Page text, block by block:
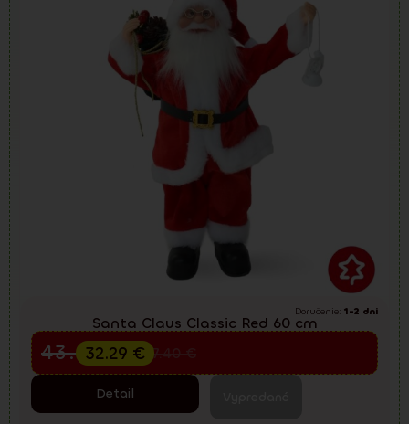
Doručenie: 1-2 dni
Santa Claus Classic Red 60 cm
Predvianočný výpredaj
57.40
43.05€
32.29 €
Detail